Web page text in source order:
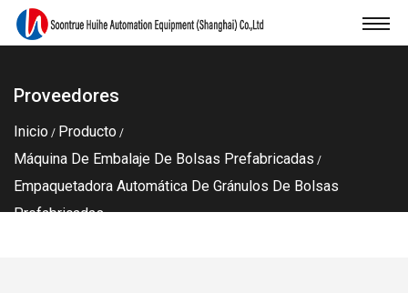
Proveedores
Inicio / Producto /
Máquina De Embalaje De Bolsas Prefabricadas /
Empaquetadora Automática De Gránulos De Bolsas
Prefabricadas